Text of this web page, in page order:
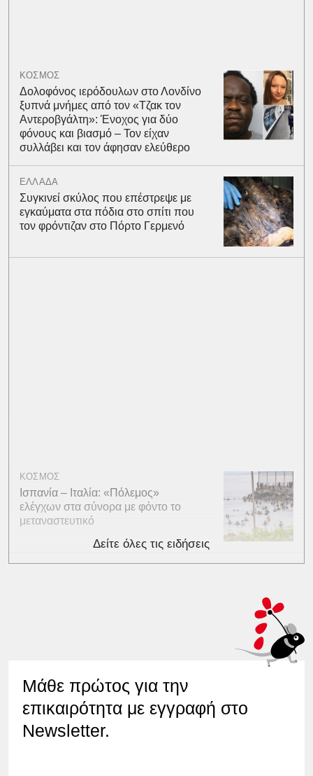
ΚΟΣΜΟΣ
Δολοφόνος ιερόδουλων στο Λονδίνο
ξυπνά μνήμες από τον «Τζακ τον
Αντεροβγάλτη»: Ένοχος για δύο
φόνους και βιασμό – Τον είχαν
συλλάβει και τον άφησαν ελεύθερο
ΕΛΛΑΔΑ
Συγκινεί σκύλος που επέστρεψε με
εγκαύματα στα πόδια στο σπίτι που
τον φρόντιζαν στο Πόρτο Γερμενό
ΚΟΣΜΟΣ
Ισπανία – Ιταλία: «Πόλεμος»
ελέγχων στα σύνορα με φόντο το
μεταναστευτικό
Δείτε όλες τις ειδήσεις
Μάθε πρώτος για την
επικαιρότητα με εγγραφή στο
Newsletter.